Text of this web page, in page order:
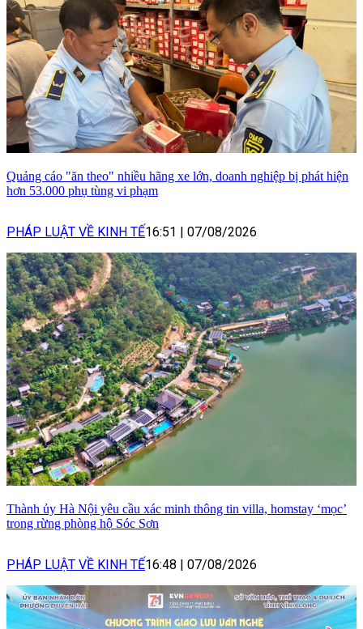
Quảng cáo "ăn theo" nhiều hãng xe lớn, doanh nghiệp bị phát hiện
hơn 53.000 phụ tùng vi phạm
PHÁP LUẬT VỀ KINH TẾ16:51 | 07/08/2026
Thành ủy Hà Nội yêu cầu xác minh thông tin villa, homstay ‘mọc’
trong rừng phòng hộ Sóc Sơn
PHÁP LUẬT VỀ KINH TẾ16:48 | 07/08/2026